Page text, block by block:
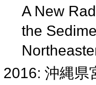
A New
the
2016: 沖縄県